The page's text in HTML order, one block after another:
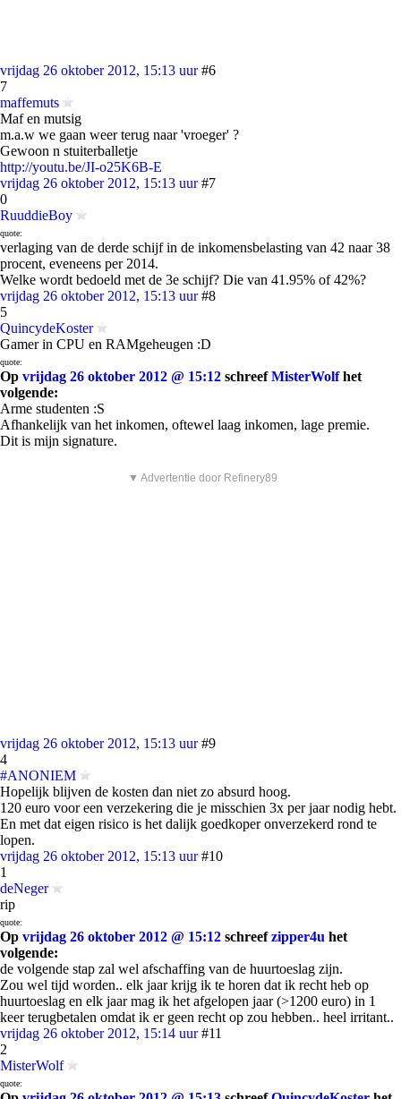
vrijdag 26 oktober 2012, 15:13 uur #6
7
maffemuts
Maf en mutsig
m.a.w we gaan weer terug naar 'vroeger' ?
Gewoon n stuiterballetje
http://youtu.be/JI-o25K6B-E
vrijdag 26 oktober 2012, 15:13 uur #7
0
RuuddieBoy
quote:
verlaging van de derde schijf in de inkomensbelasting van 42 naar 38
procent, eveneens per 2014.
Welke wordt bedoeld met de 3e schijf? Die van 41.95% of 42%?
vrijdag 26 oktober 2012, 15:13 uur #8
5
QuincydeKoster
Gamer in CPU en RAMgeheugen :D
quote:
Op vrijdag 26 oktober 2012 @ 15:12 schreefMisterWolfhet
volgende:
Arme studenten :S
Afhankelijk van het inkomen, oftewel laag inkomen, lage premie.
Dit is mijn signature.
▼ Advertentie door Refinery89
vrijdag 26 oktober 2012, 15:13 uur #9
4
#ANONIEM
Hopelijk blijven de kosten dan niet zo absurd hoog.
120 euro voor een verzekering die je misschien 3x per jaar nodig hebt.
En met dat eigen risico is het dalijk goedkoper onverzekerd rond te
lopen.
vrijdag 26 oktober 2012, 15:13 uur #10
1
deNeger
rip
quote:
Op vrijdag 26 oktober 2012 @ 15:12 schreefzipper4u het
volgende:
de volgende stap zal wel afschaffing van de huurtoeslag zijn.
Zou wel tijd worden.. elk jaar krijg ik te horen dat ik recht heb op
huurtoeslag en elk jaar mag ik het afgelopen jaar (>1200 euro) in 1
keer terugbetalen omdat ik er geen recht op zou hebben.. heel irritant..
vrijdag 26 oktober 2012, 15:14 uur #11
2
MisterWolf
quote: